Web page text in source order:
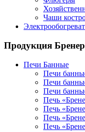
Чаши
Продукция
Печи Банные
Печи
Печи
Печи
Печь
Печь
Печь
Печь